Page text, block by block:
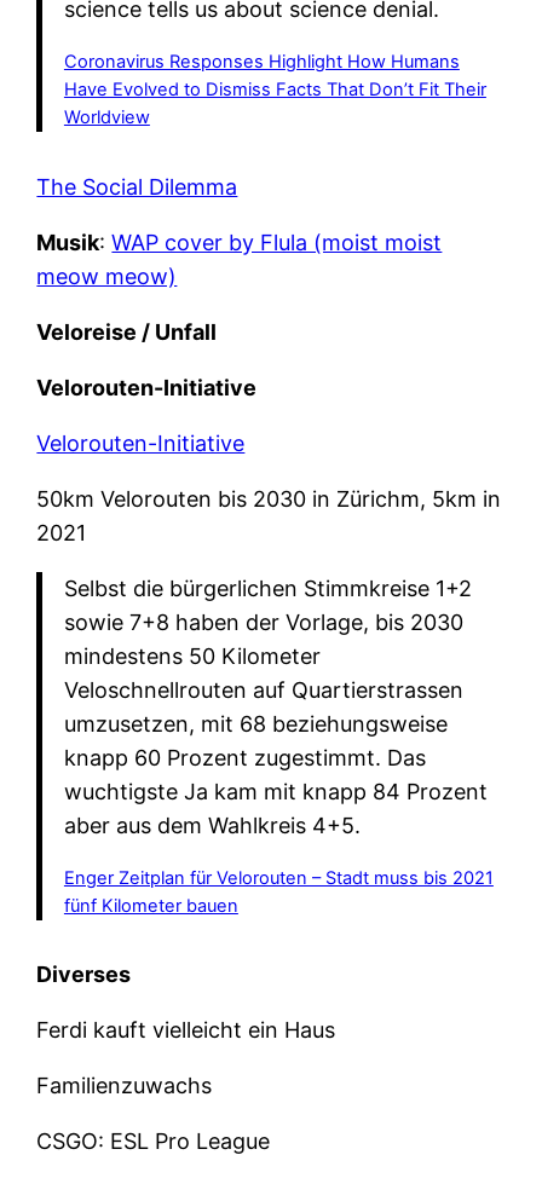
science tells us about science denial.
Coronavirus Responses Highlight How Humans
Have Evolved to Dismiss Facts That Don’t Fit Their
Worldview
The Social Dilemma
Musik:WAP cover by Flula (moist moist
meow meow)
Veloreise / Unfall
Velorouten-Initiative
Velorouten-Initiative
50km Velorouten bis 2030 in Zürichm, 5km in
2021
Selbst die bürgerlichen Stimmkreise 1+2
sowie 7+8 haben der Vorlage, bis 2030
mindestens 50 Kilometer
Veloschnellrouten auf Quartierstrassen
umzusetzen, mit 68 beziehungsweise
knapp 60 Prozent zugestimmt. Das
wuchtigste Ja kam mit knapp 84 Prozent
aber aus dem Wahlkreis 4+5.
Enger Zeitplan für Velorouten – Stadt muss bis 2021
fünf Kilometer bauen
Diverses
Ferdi kauft vielleicht ein Haus
Familienzuwachs
CSGO: ESL Pro League